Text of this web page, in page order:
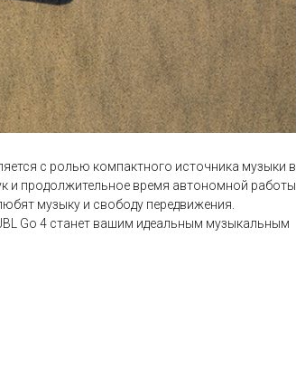
с ролью компактного источника музыки в
и продолжительное время автономной работы
музыку и свободу передвижения.
Go 4 станет вашим идеальным музыкальным